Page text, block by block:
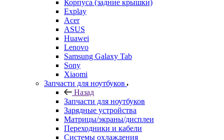
Acer
ASUS
Huawei
Lenovo
Samsung Galaxy Tab
Sony
Xiaomi
Запчасти для ноутбуков
Назад
Запчасти для ноутбуков
Зарядные устройства
Матрицы/экраны/дисплеи
Переходники и кабели
Системы охлаждения
Запчасти для смарт часов